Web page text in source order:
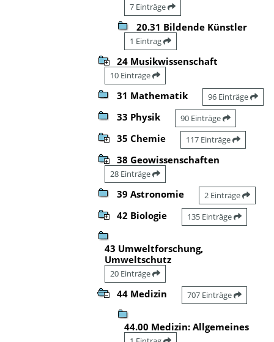
7 Einträge
20.31 Bildende Künstler
1 Eintrag
24 Musikwissenschaft
10 Einträge
31 Mathematik 96 Einträge
33 Physik 90 Einträge
35 Chemie 117 Einträge
38 Geowissenschaften
28 Einträge
39 Astronomie 2 Einträge
42 Biologie 135 Einträge
43 Umweltforschung,
Umweltschutz
20 Einträge
44 Medizin 707 Einträge
44.00 Medizin: Allgemeines